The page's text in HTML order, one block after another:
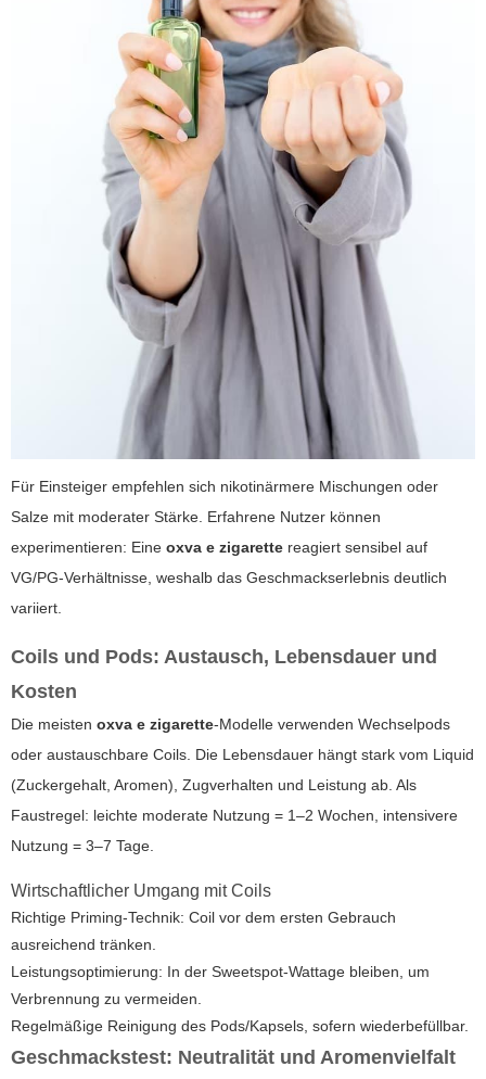
Für Einsteiger empfehlen sich nikotinärmere Mischungen oder
Salze mit moderater Stärke. Erfahrene Nutzer können
experimentieren: Eine oxva e zigarette reagiert sensibel auf
VG/PG-Verhältnisse, weshalb das Geschmackserlebnis deutlich
variiert.
Coils und Pods: Austausch, Lebensdauer und
Kosten
Die meisten oxva e zigarette-Modelle verwenden Wechselpods
oder austauschbare Coils. Die Lebensdauer hängt stark vom Liquid
(Zuckergehalt, Aromen), Zugverhalten und Leistung ab. Als
Faustregel: leichte moderate Nutzung = 1–2 Wochen, intensivere
Nutzung = 3–7 Tage.
Wirtschaftlicher Umgang mit Coils
Richtige Priming-Technik: Coil vor dem ersten Gebrauch
ausreichend tränken.
Leistungsoptimierung: In der Sweetspot-Wattage bleiben, um
Verbrennung zu vermeiden.
Regelmäßige Reinigung des Pods/Kapsels, sofern wiederbefüllbar.
Geschmackstest: Neutralität und Aromenvielfalt